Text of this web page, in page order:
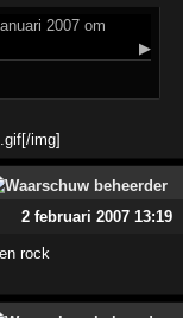
2007 om
▶
2 februari 2007 13:19
rock